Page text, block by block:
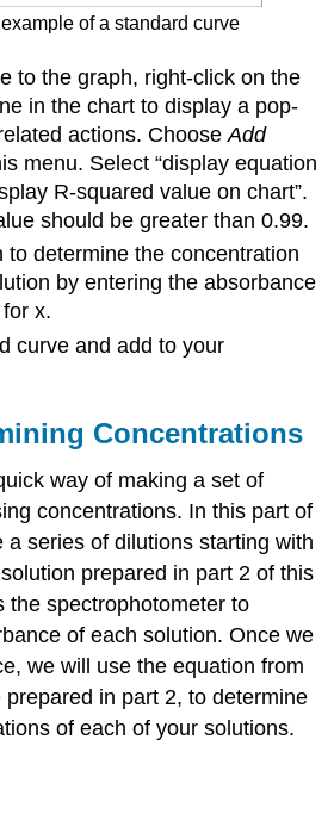
of a standard curve
to the graph, right-click on the
in the chart to display a pop-
actions. ChooseAdd
menu. Select “display equation
R-squared value on chart”.
should be greater than 0.99.
to determine the concentration
by entering the absorbance
x.
curve and add to your
Concentrations
way of making a set of
concentrations. In this part of
a series of dilutions starting with
prepared in part 2 of this
the spectrophotometer to
of each solution. Once we
we will use the equation from
in part 2, to determine
of each of your solutions.